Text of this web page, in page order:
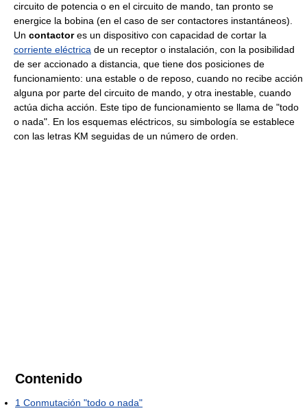
circuito de potencia o en el circuito de mando, tan pronto se
energice la bobina (en el caso de ser contactores instantáneos).
Un contactores un dispositivo con capacidad de cortar la
corriente eléctrica de un receptor o instalación, con la posibilidad
de ser accionado a distancia, que tiene dos posiciones de
funcionamiento: una estable o de reposo, cuando no recibe acción
alguna por parte del circuito de mando, y otra inestable, cuando
actúa dicha acción. Este tipo de funcionamiento se llama de "todo
o nada". En los esquemas eléctricos, su simbología se establece
con las letras KM seguidas de un número de orden.
Contenido
1 Conmutación "todo o nada"